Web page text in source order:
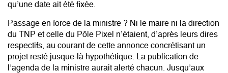
qu’une date ait été fixée.
Passage en force de la ministre ? Ni le maire ni la direction
du TNP et celle du Pôle Pixel n’étaient, d’après leurs dires
respectifs, au courant de cette annonce concrétisant un
projet resté jusque-là hypothétique. La publication de
l’agenda de la ministre aurait alerté chacun. Jusqu’aux